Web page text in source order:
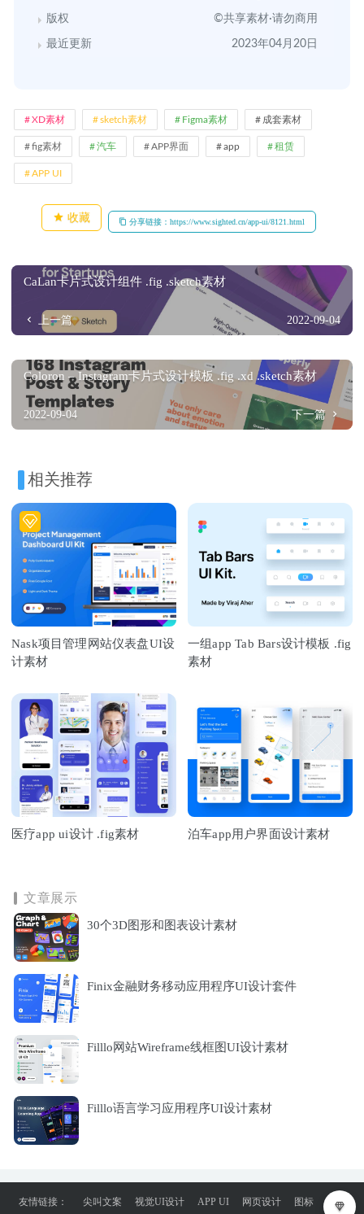
版权 ©共享素材·请勿商用
最近更新 2023年04月20日
XD素材 sketch素材 Figma素材 成套素材
fig素材 汽车 APP界面 app 租赁
APP UI
收藏 分享链接：https://www.sighted.cn/app-ui/8121.html
CaLan卡片式设计组件 .fig .sketch素材
上一篇 2022-09-04
Coloron – Instagram卡片式设计模板 .fig .xd .sketch素材
2022-09-04 下一篇
相关推荐
Nask项目管理网站仪表盘UI设
计素材
一组app Tab Bars设计模板 .fig
素材
医疗app ui设计 .fig素材 泊车app用户界面设计素材
文章展示
30个3D图形和图表设计素材
Finix金融财务移动应用程序UI设计套件
Filllo网站Wireframe线框图UI设计素材
Filllo语言学习应用程序UI设计素材
友情链接： 尖叫文案 视觉UI设计 APP UI 网页设计 图标